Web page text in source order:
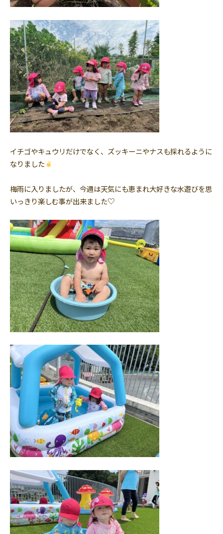
イチゴやキュウリだけでなく、ズッキーニやナスも採れるように
なりました
梅雨に入りましたが、今週は天気にも恵まれ大好きな水遊びを思
いっきり楽しむ事が出来ました♡